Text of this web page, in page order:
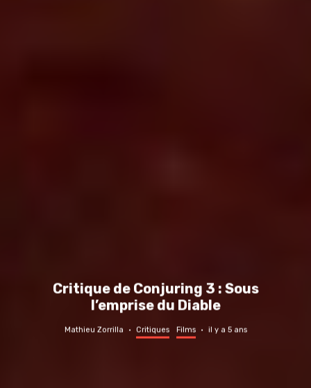
Critique de Conjuring 3 : Sous
l’emprise du Diable
Mathieu Zorrilla · Critiques Films · il y a 5 ans